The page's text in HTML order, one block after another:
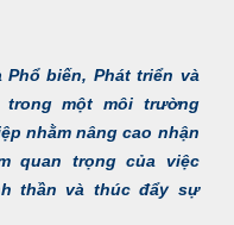
Phổ biến, Phát triển và
một môi trường
nhằm nâng cao nhận
quan trọng của việc
thần và thúc đẩy sự